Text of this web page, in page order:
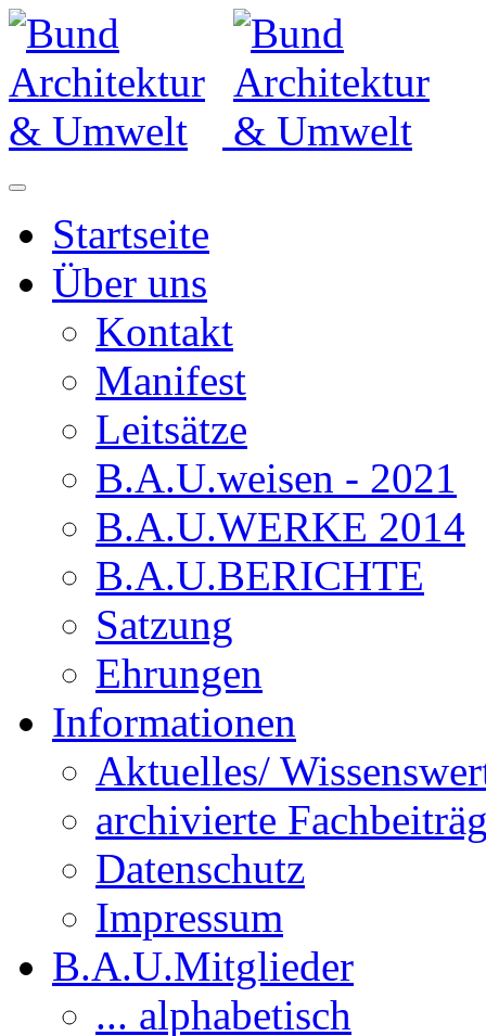
Startseite
Über uns
Kontakt
Manifest
Leitsätze
B.A.U.weisen - 2021
B.A.U.WERKE 2014
B.A.U.BERICHTE
Satzung
Ehrungen
Informationen
Aktuelles/
archivierte
Datenschutz
Impressum
B.A.U.Mitglieder
... alphabetisch